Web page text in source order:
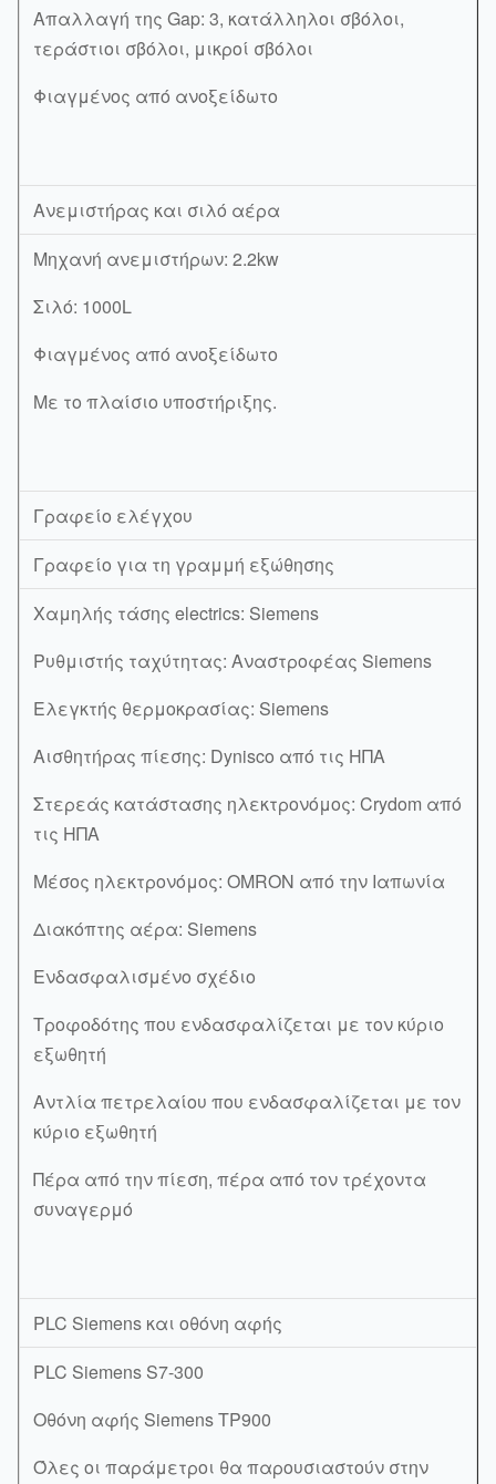
Απαλλαγή της Gap: 3, κατάλληλοι σβόλοι,
τεράστιοι σβόλοι, μικροί σβόλοι
Φιαγμένος από ανοξείδωτο
Ανεμιστήρας και σιλό αέρα
Μηχανή ανεμιστήρων: 2.2kw
Σιλό: 1000L
Φιαγμένος από ανοξείδωτο
Με το πλαίσιο υποστήριξης.
Γραφείο ελέγχου
Γραφείο για τη γραμμή εξώθησης
Χαμηλής τάσης electrics: Siemens
Ρυθμιστής ταχύτητας: Αναστροφέας Siemens
Ελεγκτής θερμοκρασίας: Siemens
Αισθητήρας πίεσης: Dynisco από τις ΗΠΑ
Στερεάς κατάστασης ηλεκτρονόμος: Crydom από
τις ΗΠΑ
Μέσος ηλεκτρονόμος: OMRON από την Ιαπωνία
Διακόπτης αέρα: Siemens
Ενδασφαλισμένο σχέδιο
Τροφοδότης που ενδασφαλίζεται με τον κύριο
εξωθητή
Αντλία πετρελαίου που ενδασφαλίζεται με τον
κύριο εξωθητή
Πέρα από την πίεση, πέρα από τον τρέχοντα
συναγερμό
PLC Siemens και οθόνη αφής
PLC Siemens S7-300
Οθόνη αφής Siemens TP900
Όλες οι παράμετροι θα παρουσιαστούν στην